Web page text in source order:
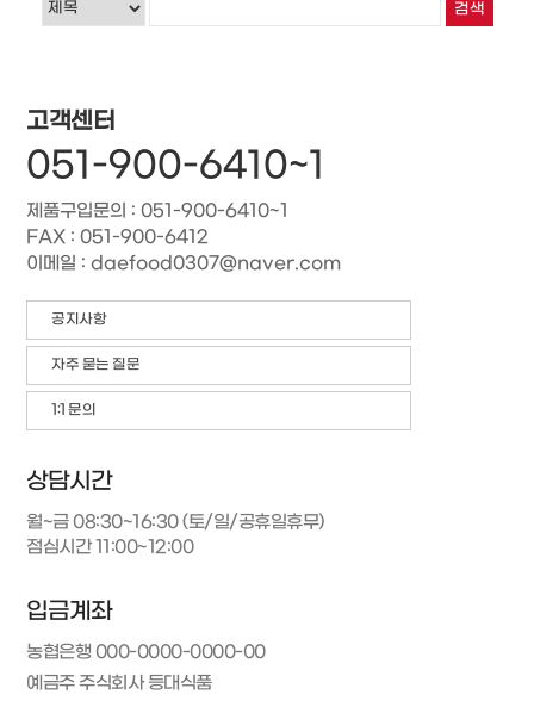
고객센터
051-900-6410~1
제품구입문의 : 051-900-6410~1
FAX : 051-900-6412
이메일 : daefood0307@naver.com
공지사항
자주 묻는 질문
1:1 문의
상담시간
월~금 08:30~16:30 (토/일/공휴일휴무)
점심시간 11:00~12:00
입금계좌
농협은행 000-0000-0000-00
예금주 주식회사 등대식품